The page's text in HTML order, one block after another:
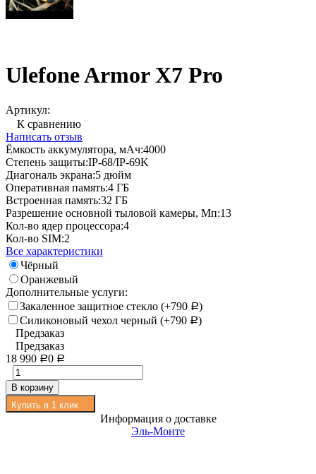
Ulefone Armor X7 Pro
Артикул:
К сравнению
Написать отзыв
Ёмкость аккумулятора, мАч:4000
Степень защиты:IP-68/IP-69K
Диагональ экрана:5 дюйм
Оперативная память:4 ГБ
Встроенная память:32 ГБ
Разрешение основной тыловой камеры, Мп:13
Кол-во ядер процессора:4
Кол-во SIM:2
Все характеристики
Чёрный
Оранжевый
Дополнительные услуги:
Закаленное защитное стекло (+790 Р)
Силиконовый чехол черный (+790 Р)
Предзаказ
Предзаказ
18 990 Р0 Р
В корзину
Купить в 1 клик
Информация о доставке
Эль-Монте